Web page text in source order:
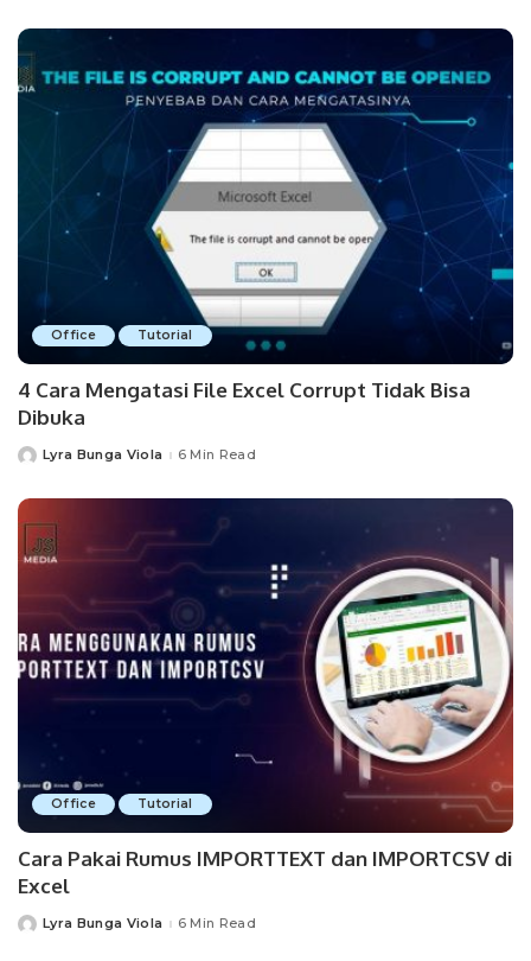
Office Tutorial
4 Cara Mengatasi File Excel Corrupt Tidak Bisa
Dibuka
PostedLyra Bunga Viola 6 Min Read
Office Tutorial
Cara Pakai Rumus IMPORTTEXT dan IMPORTCSV di
Excel
PostedLyra Bunga Viola 6 Min Read